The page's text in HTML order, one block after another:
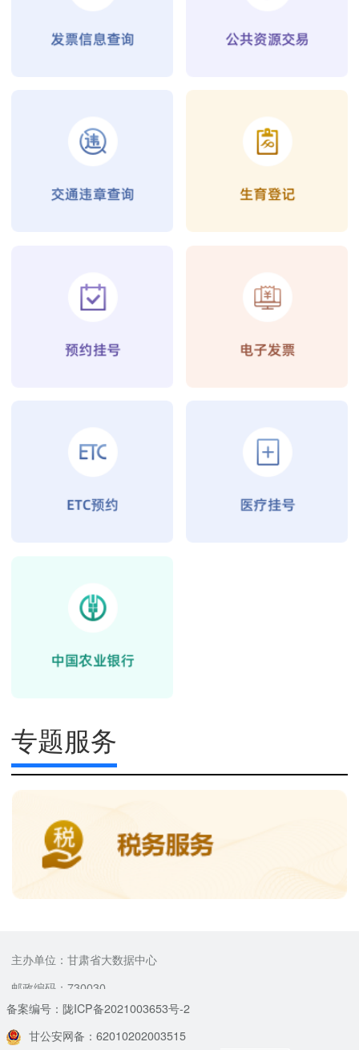
专题服务
主办单位：甘肃省大数据中心
邮政编码：730030
备案编号：陇ICP备2021003653号-2
甘公安网备：62010202003515